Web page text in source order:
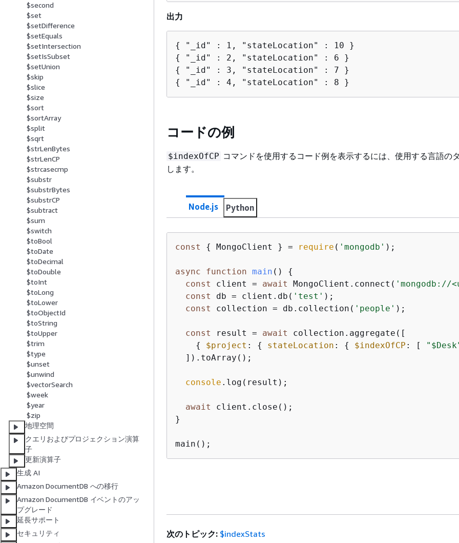
$second
$set
$setDifference
$setEquals
$setIntersection
$setIsSubset
$setUnion
$skip
$slice
$size
$sort
$sortArray
$split
$sqrt
$strLenBytes
$strLenCP
$strcasecmp
$substr
$substrBytes
$substrCP
$subtract
$sum
$switch
$toBool
$toDate
$toDecimal
$toDouble
$toInt
$toLong
$toLower
$toObjectId
$toString
$toUpper
$trim
$type
$unset
$unwind
$vectorSearch
$week
$year
$zip
地理空間
クエリおよびプロジェクション演算
子
更新演算子
生成 AI
Amazon DocumentDB への移行
Amazon DocumentDB イベントのアッ
プグレード
延長サポート
セキュリティ
出力
{
{
{
{
"_id" : 4, "stateLocation" : 8 }
コードの例
$indexOfCP コマンドを使用するコード例を表示するには、使用する言語の
します。
Node.js Python
const { MongoClient } = require ( 'mongodb' );
async function main ( ) {
const
client = await MongoClient.connect( 'mongodb://
const
db = client.db( 'test' );
const
collection = db.collection( 'people' );
const result = await
collection.aggregate([
{
$project : { stateLocation : { $indexOfCP : [
  ]).toArray();
console .log(result);
await
client.close();
}
main();
次のトピック: $indexStats